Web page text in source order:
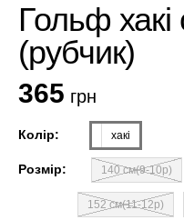
Гольф хакі
(рубчик)
365 грн
Колір: хакі
Розмір: 140 см(9-10р)
152 см(11-12р)